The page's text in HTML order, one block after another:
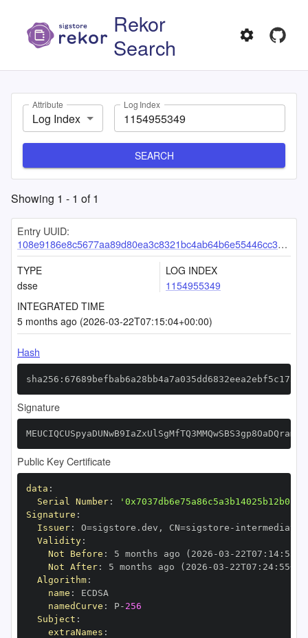
Rekor
Search
Attribute
Log Index
Log Index
SEARCH
Showing 1 - 1 of1
Entry UUID:
108e9186e8c5677aa89d80ea3c8321bc4ab64b6e55446cc3a79e175f7c03eb3b4c904967f5ae39bd
TYPE
dsse
LOG INDEX
1154955349
INTEGRATED TIME
5 months ago (2026-03-22T07:15:04+00:00)
Hash
Signature
Public Key Certificate
data :
Serial Number:
Signature :
Issuer: O=sigstore.dev , CN=sigstore -
Validity:
Not Before : 5 months ago (2026 -03 - 22T07 : 14:
Not After: 5 months ago (2026 -03 - 22T07 : 24: 55+00
Algorithm:
name :
namedCurve : P- 256
Subject :
extraNames :